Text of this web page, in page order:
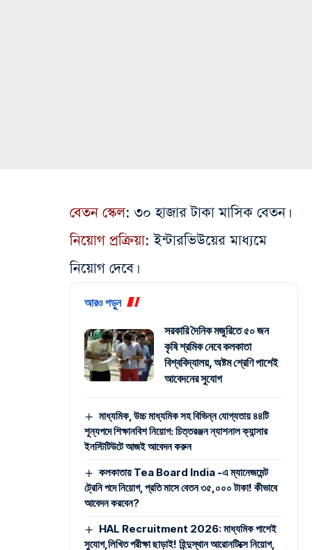
বেতন স্কেল: ৩০ হাজার টাকা মাসিক বেতন।
নিয়োগ প্রক্রিয়া: ইন্টারভিউয়ের মাধ্যমে
নিয়োগ দেবে।
আরও পড়ুন
সরকারি দৈনিক মজুরিতে ৫০ জন
কৃষি শ্রমিক নেবে কলকাতা
বিশ্ববিদ্যালয়, অষ্টম শ্রেণি পাশেই
আবেদনের সুযোগ
মাধ্যমিক, উচ্চ মাধ্যমিক সহ বিভিন্ন যোগ্যতায় ৪৪টি
শূন্যপদে শিক্ষানবিশ নিয়োগ: চিত্তরঞ্জন ন্যাশনাল ক্যান্সার
ইনস্টিটিউটে আজই আবেদন করুন
কলকাতায় Tea Board India -এ ম্যানেজমেন্ট
ট্রেনি পদে নিয়োগ, প্রতি মাসে বেতন ৩৫,০০০ টাকা! কীভাবে
আবেদন করবেন?
HAL Recruitment 2026: মাধ্যমিক পাশেই
সুযোগ,লিখিত পরীক্ষা ছাড়াই! হিন্দুস্থান আরোনটিক্সে নিয়োগ,